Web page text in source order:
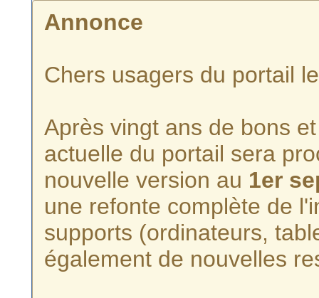
Annonce
Chers usagers du portail
Après vingt ans de bons
actuelle du portail sera
nouvelle version au 1er
une refonte complète de
supports (ordinateurs,
également de nouvelles